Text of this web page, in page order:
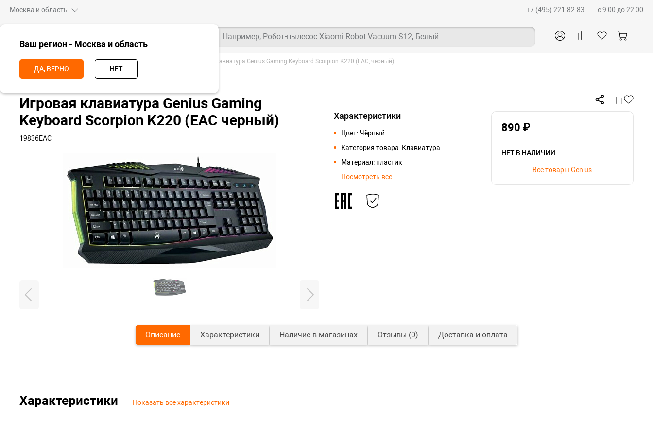
Москва и область
Ваш регион - Москва и область
ДА, ВЕРНО НЕТ
+7 (495) 221-82-83 c 9:00 до 22:00
Например, Робот-пылесос Xiaomi Robot Vacuum S12, Белый
Главная Аксессуары Аксессуары для компьютеров Игровая клавиатура Genius Gaming Keyboard Scorpion K220 (EAC, черный)
Игровая клавиатура Genius Gaming
Keyboard Scorpion K220 (EAC черный)
19836EAC
Характеристики
Цвет: Чёрный
Категория товара: Клавиатура
Материал: пластик
Посмотреть все
890 ₽
НЕТ В НАЛИЧИИ
Все товары Genius
Описание Характеристики Наличие в магазинах Отзывы (0) Доставка и оплата
Характеристики Показать все характеристики